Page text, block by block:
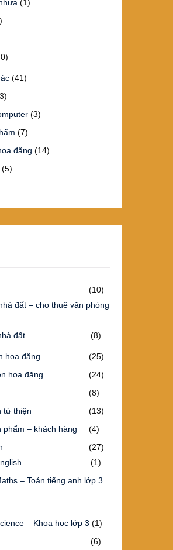
(1)
(41)
(3)
(7)
đăng (14)
(5)
(10)
đất – cho thuê văn phòng
đất
(8)
hoa đăng
(25)
hoa đăng
(24)
(8)
từ thiện
(13)
phẩm – khách hàng
(4)
(27)
(1)
– Toán tiếng anh lớp 3
– Khoa học lớp 3 (1)
(6)